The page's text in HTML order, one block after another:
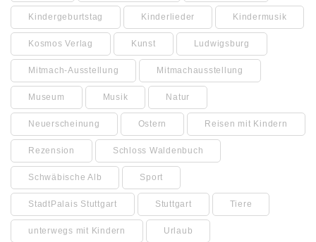
Kindergeburtstag Kinderlieder Kindermusik
Kosmos Verlag Kunst Ludwigsburg
Mitmach-Ausstellung Mitmachausstellung
Museum Musik Natur
Neuerscheinung Ostern Reisen mit Kindern
Rezension Schloss Waldenbuch
Schwäbische Alb Sport
StadtPalais Stuttgart Stuttgart Tiere
unterwegs mit Kindern Urlaub